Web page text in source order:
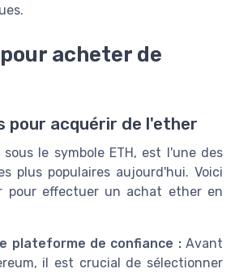
acheter de
pour acquérir de l'ether
sous le symbole ETH, est l'une des
plus populaires aujourd'hui. Voici
pour effectuer un achat ether en
plateforme de confiance :Avant
il est crucial de sélectionner